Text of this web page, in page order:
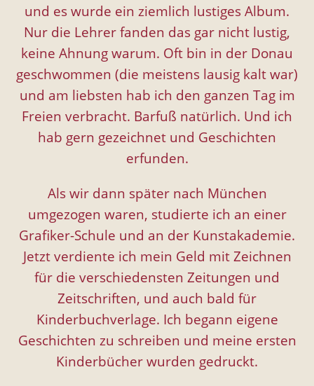
und es wurde ein ziemlich lustiges Album.
Nur die Lehrer fanden das gar nicht lustig,
keine Ahnung warum. Oft bin in der Donau
geschwommen (die meistens lausig kalt war)
und am liebsten hab ich den ganzen Tag im
Freien verbracht. Barfuß natürlich. Und ich
hab gern gezeichnet und Geschichten
erfunden.
Als wir dann später nach München
umgezogen waren, studierte ich an einer
Grafiker-Schule und an der Kunstakademie.
Jetzt verdiente ich mein Geld mit Zeichnen
für die verschiedensten Zeitungen und
Zeitschriften, und auch bald für
Kinderbuchverlage. Ich begann eigene
Geschichten zu schreiben und meine ersten
Kinderbücher wurden gedruckt.